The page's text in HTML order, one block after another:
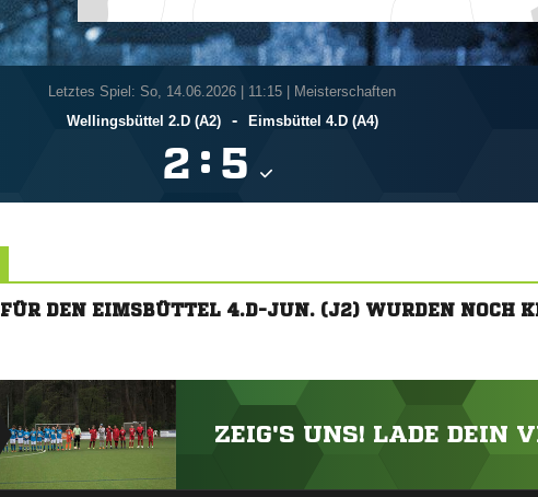
Letztes Spiel: So, 14.06.2026
11:15 | Meisterschaften
Wellingsbüttel 2.D (A2)
- Eimsbüttel 4.D (A4)
 : 
FÜR DEN EIMSBÜTTEL 4.D-JUN. (J2) WURDEN NOCH
ZEIG'S UNS! LADE DEIN